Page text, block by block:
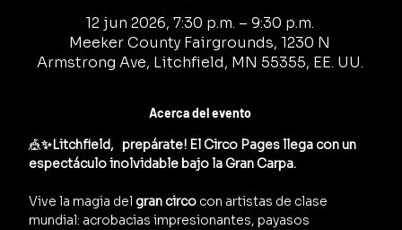
12 jun 2026, 7:30 p.m. – 9:30 p.m.
Meeker County Fairgrounds, 1230 N
Armstrong Ave, Litchfield, MN 55355, EE. UU.
Acerca del evento
🎪✨Litchfield,   prepárate! El Circo Pages llega con un
espectáculo inolvidable bajo la Gran Carpa.
Vive la magia del gran circo con artistas de clase
mundial: acrobacias impresionantes, payasos